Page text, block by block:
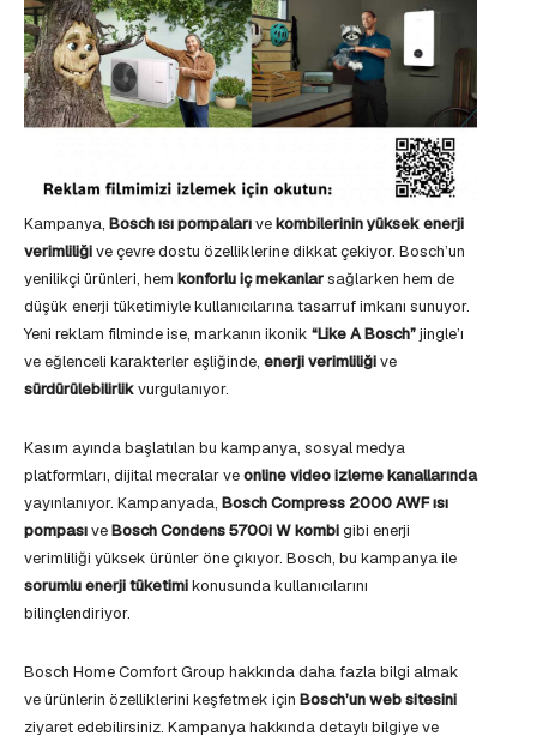
Kampanya, Bosch ısı pompalarıvekombilerinin yüksek enerji
verimliliğive çevre dostu özelliklerine dikkat çekiyor. Bosch’un
yenilikçi ürünleri, hem konforlu iç mekanlarsağlarken hem de
düşük enerji tüketimiyle kullanıcılarına tasarruf imkanı sunuyor.
Yeni reklam filminde ise, markanın ikonik “Like A Bosch”jingle’ı
ve eğlenceli karakterler eşliğinde, enerji verimliliğive
sürdürülebilirlikvurgulanıyor.
Kasım ayında başlatılan bu kampanya, sosyal medya
platformları, dijital mecralar veonline video izleme kanallarında
yayınlanıyor. Kampanyada, Bosch Compress 2000 AWF ısı
pompasıveBosch Condens 5700i W kombi gibi enerji
verimliliği yüksek ürünler öne çıkıyor. Bosch, bu kampanya ile
sorumlu enerji tüketimikonusunda kullanıcılarını
bilinçlendiriyor.
Bosch Home Comfort Group hakkında daha fazla bilgi almak
ve ürünlerin özelliklerini keşfetmek için Bosch’un web sitesini
ziyaret edebilirsiniz. Kampanya hakkında detaylı bilgiye ve